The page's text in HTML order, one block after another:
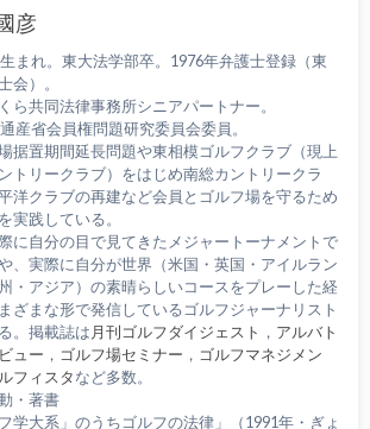
彦
まれ。東大法学部卒。1976年弁護士登録（東
会）。
ら共同法律事務所シニアパートナー。
産省会員権問題研究委員会委員。
据置期間延長問題や東相模ゴルフクラブ（現上
トリークラブ）をはじめ南総カントリークラ
洋クラブの再建など会員とゴルフ場を守るため
実践している。
に自分の目で見てきたメジャートーナメントで
、実際に自分が世界（米国・英国・アイルラン
・アジア）の素晴らしいコースをプレーした経
ざまな形で発信しているゴルフジャーナリスト
。掲載誌は 月刊ゴルフダイジェスト ， アルバト
ュー ， ゴルフ場セミナー ， ゴルフマネジメン
フィスタなど多数。
・著書
フ学大系」のうちゴルフの法律」（1991年・ぎょ